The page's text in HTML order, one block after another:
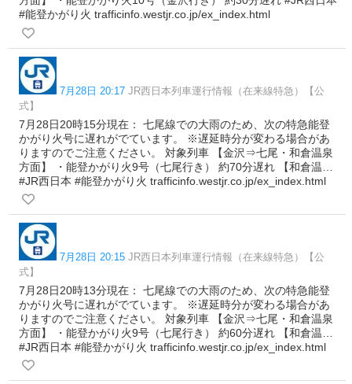
#能登かがり火 trafficinfo.westjr.co.jp/ex_index.html
7月28日 20:17 JR西日本列車運行情報（在来線特急）【公
式】
7月28日20時15分現在： 七尾線での大雨のため、次の特急能登
かがり火号に遅れがでています。 ※遅延時分が変わる場合があ
りますのでご注意ください。 対象列車 【金沢⇒七尾・和倉温泉
方面】 ・能登かがり火9号（七尾行き） 約70分遅れ 【和倉温…
#JR西日本 #能登かがり火 trafficinfo.westjr.co.jp/ex_index.html
7月28日 20:15 JR西日本列車運行情報（在来線特急）【公
式】
7月28日20時13分現在： 七尾線での大雨のため、次の特急能登
かがり火号に遅れがでています。 ※遅延時分が変わる場合があ
りますのでご注意ください。 対象列車 【金沢⇒七尾・和倉温泉
方面】 ・能登かがり火9号（七尾行き） 約60分遅れ 【和倉温…
#JR西日本 #能登かがり火 trafficinfo.westjr.co.jp/ex_index.html